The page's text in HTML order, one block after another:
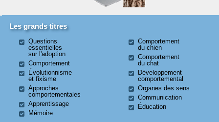
Les grands titres
Questions
essentielles
sur l'adoption
Comportement
Évolutionnisme
et fixisme
Approches
comportementales
Apprentissage
Mémoire
Comportement
du chien
Comportement
du chat
Développement
comportemental
Organes des sens
Communication
Éducation